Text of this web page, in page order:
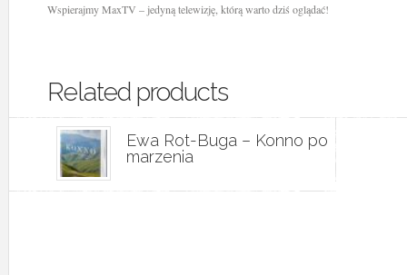
Wspierajmy MaxTV – jedyną telewizję, którą warto dziś oglądać!
Related products
Ewa Rot-Buga – Konno po
marzenia